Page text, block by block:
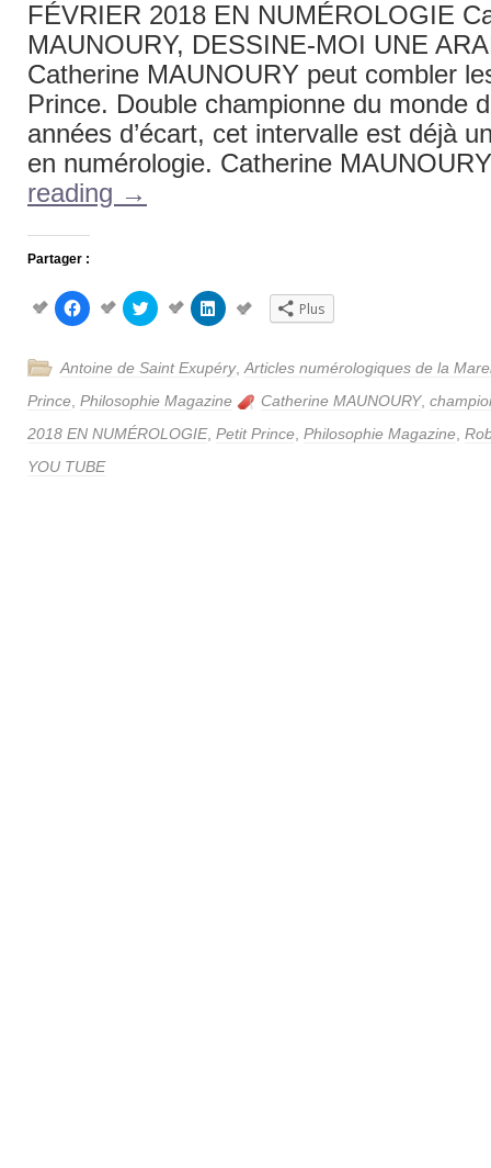
FÉVRIER 2018 EN NUMÉROLOGIE
MAUNOURY, DESSINE-MOI UNE
Catherine MAUNOURY peut combler
Prince. Double championne du monde
années d’écart, cet intervalle est déjà
en numérologie. Catherine
reading →
Partager :
Cliquez
pour
partager
dans
nouvelle
fenêtre)
Cliquez
pour
partager
dans
nouvelle
fenêtre)
Cliquez
pour
dans
nouvelle
fenêtre)
Plus
Antoine de Saint Exupéry, Articles numérologiques de la
Prince Philosophie Magazine Catherine MAUNOURY,
2018 EN NUMÉROLOGIE, Petit Prince Philosophie Magazine
YOU TUBE